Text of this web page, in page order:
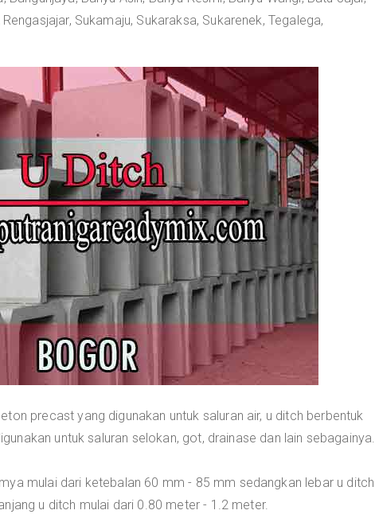
Sukamaju, Sukaraksa, Sukarenek, Tegalega,
precast yang digunakan untuk saluran air, u ditch berbentuk
untuk saluran selokan, got, drainase dan lain sebagainya.
mulai dari ketebalan 60 mm - 85 mm sedangkan lebar u ditch
u ditch mulai dari 0.80 meter - 1.2 meter.